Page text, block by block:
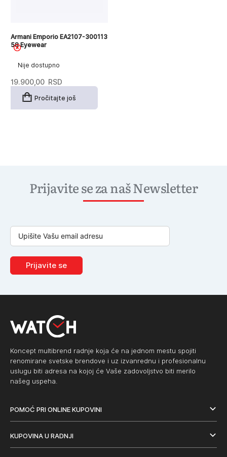
Nije dostupno
Armani Emporio EA2107-300113
58 Eyewear
19.900,00 RSD
Pročitajte još
Prijavite se za naš Newsletter
Prijavite se
Koncept multibrend radnje koja će na jednom mestu spojiti
renomirane svetske brendove i uz izvanrednu i profesionalnu
uslugu biti adresa na kojoj će Vaše zadovoljstvo biti merilo
našeg uspeha.
POMOĆ PRI ONLINE KUPOVINI
KUPOVINA U RADNJI